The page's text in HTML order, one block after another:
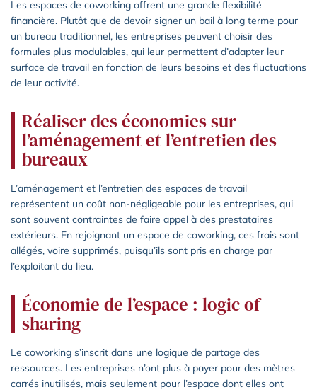
Les espaces de coworking offrent une grande flexibilité
financière. Plutôt que de devoir signer un bail à long terme pour
un bureau traditionnel, les entreprises peuvent choisir des
formules plus modulables, qui leur permettent d’adapter leur
surface de travail en fonction de leurs besoins et des fluctuations
de leur activité.
Réaliser des économies sur
l’aménagement et l’entretien des
bureaux
L’aménagement et l’entretien des espaces de travail
représentent un coût non-négligeable pour les entreprises, qui
sont souvent contraintes de faire appel à des prestataires
extérieurs. En rejoignant un espace de coworking, ces frais sont
allégés, voire supprimés, puisqu’ils sont pris en charge par
l’exploitant du lieu.
Économie de l’espace : logic of
sharing
Le coworking s’inscrit dans une logique de partage des
ressources. Les entreprises n’ont plus à payer pour des mètres
carrés inutilisés, mais seulement pour l’espace dont elles ont